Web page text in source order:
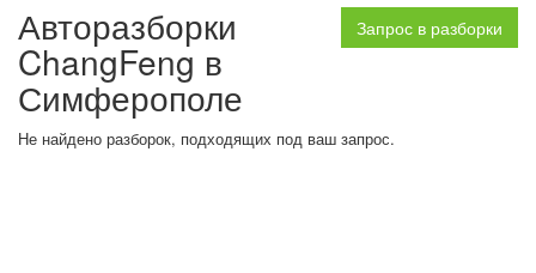
Запрос в разборки
Авторазборки
ChangFeng в
Симферополе
Не найдено разборок, подходящих под ваш запрос.